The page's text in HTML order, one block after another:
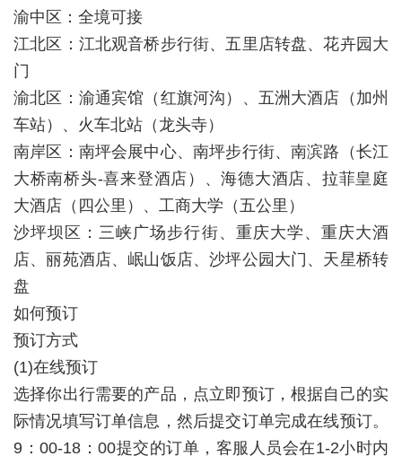
渝中区：全境可接
江北区：江北观音桥步行街、五里店转盘、花卉园大
门
渝北区：渝通宾馆（红旗河沟）、五洲大酒店（加州
车站）、火车北站（龙头寺）
南岸区：南坪会展中心、南坪步行街、南滨路（长江
大桥南桥头-喜来登酒店）、海德大酒店、拉菲皇庭
大酒店（四公里）、工商大学（五公里）
沙坪坝区：三峡广场步行街、重庆大学、重庆大酒
店、丽苑酒店、岷山饭店、沙坪公园大门、天星桥转
盘
如何预订
预订方式
(1)在线预订
选择你出行需要的产品，点立即预订，根据自己的实
际情况填写订单信息，然后提交订单完成在线预订。
9：00-18：00提交的订单，客服人员会在1-2小时内